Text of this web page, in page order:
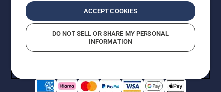
suositushintoja (sis. alv), ellei tuotetta voi ostaa
suoraan verkkosivustoltamme.
EvästekäytäntöKäyttöehdotTietosuojailmoitusTiedot
Epäillyistä rikkomuksista ilmoittaminen
ACCEPT COOKIES
DO NOT SELL OR SHARE MY PERSONAL
INFORMATION